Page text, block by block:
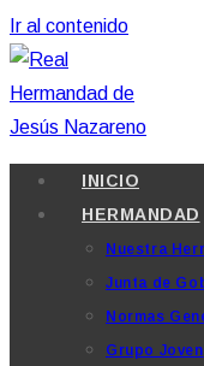
Ir al contenido
INICIO
HERMANDAD
Nuestra
Junta de
Normas
Grupo Joven